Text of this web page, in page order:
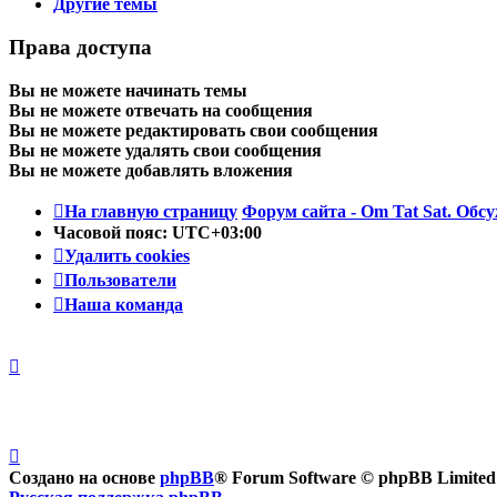
Другие темы
Права доступа
Вы не можете начинать темы
Вы не можете отвечать на сообщения
Вы не можете редактировать свои сообщения
Вы не можете удалять свои сообщения
Вы не можете добавлять вложения
На главную страницу Форум сайта - Om Tat Sat.
Часовой пояс: UTC+03:00
Удалить cookies
Пользователи
Наша команда
Создано на основе phpBB® Forum Software © phpBB Limited